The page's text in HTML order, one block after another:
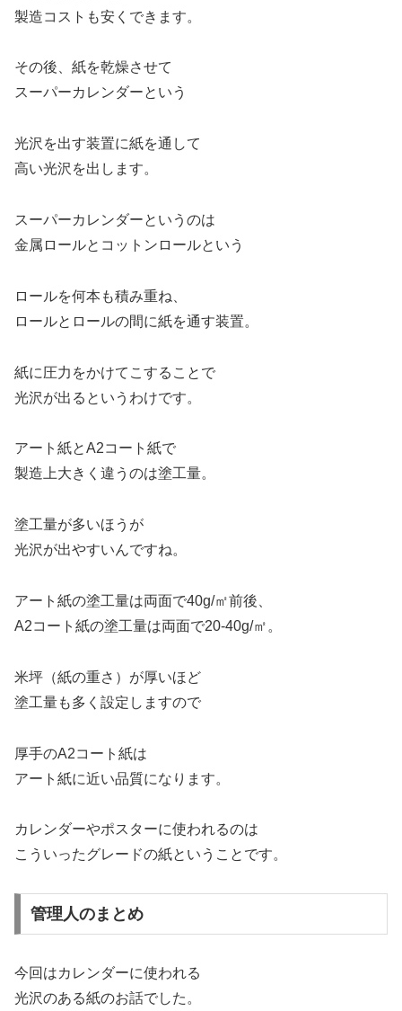
製造コストも安くできます。
その後、紙を乾燥させて
スーパーカレンダーという
光沢を出す装置に紙を通して
高い光沢を出します。
スーパーカレンダーというのは
金属ロールとコットンロールという
ロールを何本も積み重ね、
ロールとロールの間に紙を通す装置。
紙に圧力をかけてこすることで
光沢が出るというわけです。
アート紙とA2コート紙で
製造上大きく違うのは塗工量。
塗工量が多いほうが
光沢が出やすいんですね。
アート紙の塗工量は両面で40g/㎡前後、
A2コート紙の塗工量は両面で20-40g/㎡。
米坪（紙の重さ）が厚いほど
塗工量も多く設定しますので
厚手のA2コート紙は
アート紙に近い品質になります。
カレンダーやポスターに使われるのは
こういったグレードの紙ということです。
管理人のまとめ
今回はカレンダーに使われる
光沢のある紙のお話でした。